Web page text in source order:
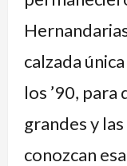
calzada
los ’90,
grandes y
conozcan